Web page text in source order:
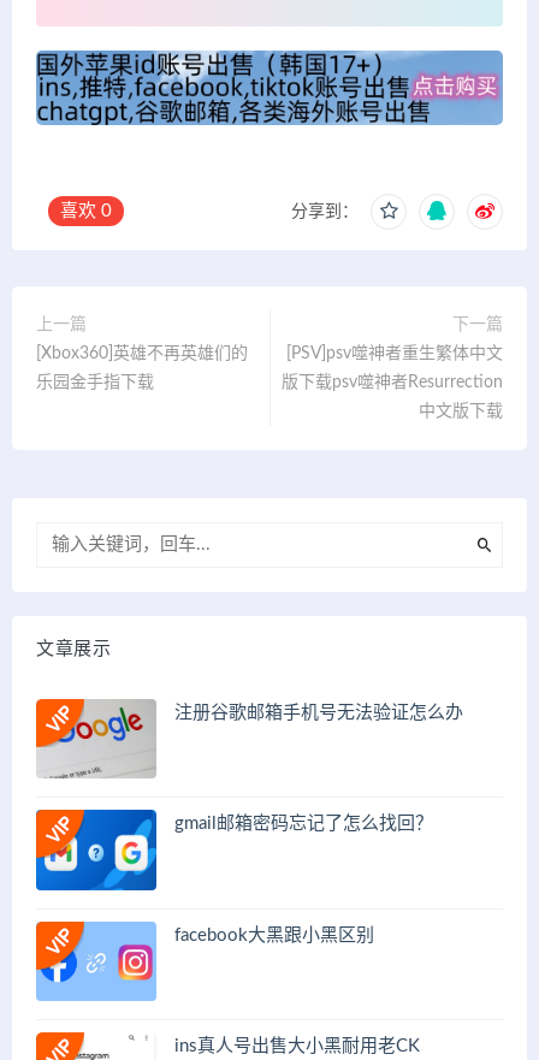
喜欢 0 分享到：
上一篇
[Xbox360]英雄不再英雄们的
乐园金手指下载
下一篇
[PSV]psv噬神者重生繁体中文
版下载psv噬神者Resurrection
中文版下载
文章展示
注册谷歌邮箱手机号无法验证怎么办
gmail邮箱密码忘记了怎么找回？
facebook大黑跟小黑区别
ins真人号出售大小黑耐用老CK